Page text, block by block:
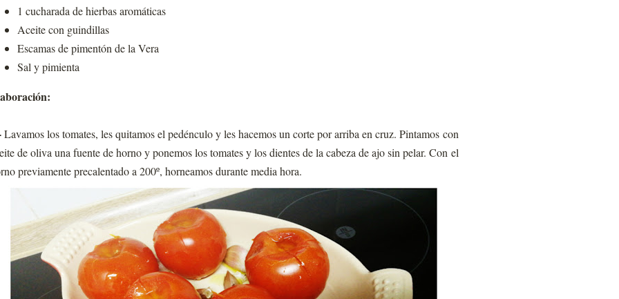
1 cucharada de hierbas aromáticas
Aceite con guindillas
Escamas de pimentón de la Vera
Sal y pimienta
Lavamos los tomates, les quitamos el pedénculo y les hacemos un corte por arriba en cruz. Pintamos con
de oliva una fuente de horno y ponemos los tomates y los dientes de la cabeza de ajo sin pelar. Con el
previamente precalentado a 200º, horneamos durante media hora.